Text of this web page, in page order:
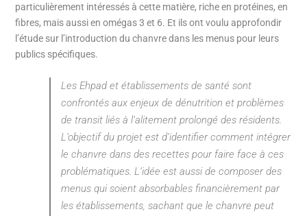
particulièrement intéressés à cette matière, riche en protéines, en
fibres, mais aussi en omégas 3 et 6. Et ils ont voulu approfondir
l’étude sur l’introduction du chanvre dans les menus pour leurs
publics spécifiques.
Les Ehpad et établissements de santé sont
confrontés aux enjeux de dénutrition et problèmes
de transit liés à l’alitement prolongé des résidents.
L’objectif du projet est d’identifier comment intégrer
le chanvre dans des recettes pour faire face à ces
problématiques. L’idée est aussi de composer des
menus qui soient absorbables financièrement par
les établissements, sachant que le chanvre peut